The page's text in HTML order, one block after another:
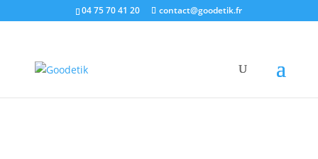
04 75 70 41 20 contact@goodetik.fr
e-shop/Sacs & Bagages
/ Sac